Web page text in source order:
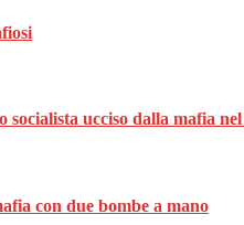
ucciso dalla mafia nel
con due bombe a mano